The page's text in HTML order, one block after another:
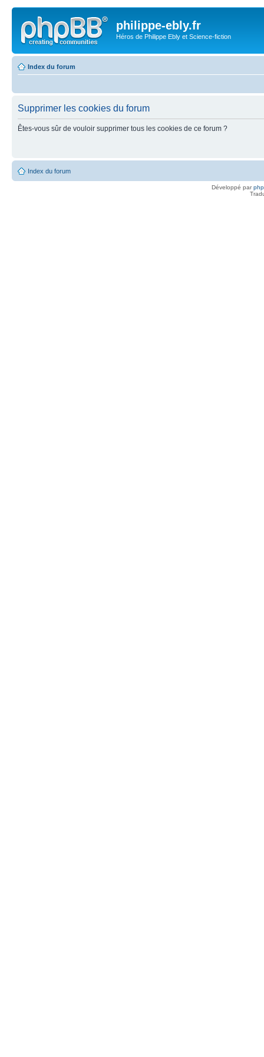
philippe-ebly.fr
Héros de Philippe Ebly et Science-fiction
Index du forum
Supprimer les cookies du forum
Êtes-vous sûr de vouloir supprimer tous les cookies de ce forum ?
Index du forum
Développé par